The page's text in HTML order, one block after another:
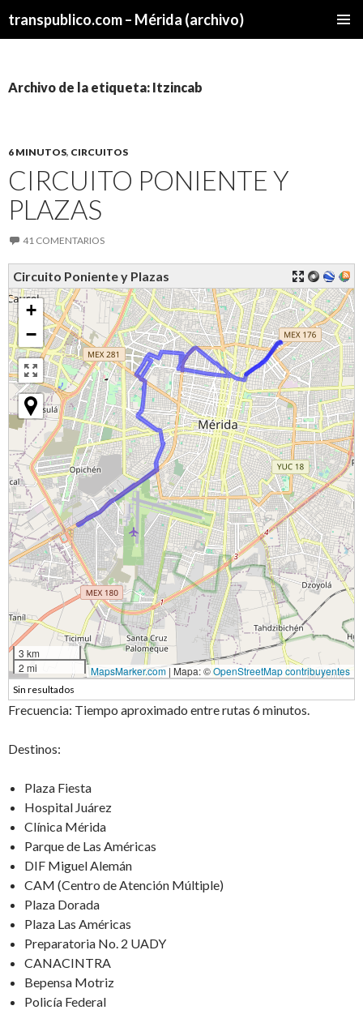
transpublico.com – Mérida (archivo)
Archivo de la etiqueta: Itzincab
6 MINUTOS, CIRCUITOS
CIRCUITO PONIENTE Y
PLAZAS
41 COMENTARIOS
Circuito Poniente y Plazas
+
−
3 km
2 mi
MapsMarker.com | Mapa: ©OpenStreetMap contribuyentes
Sin resultados
Frecuencia: Tiempo aproximado entre rutas 6 minutos.
Destinos:
Plaza Fiesta
Hospital Juárez
Clínica Mérida
Parque de Las Américas
DIF Miguel Alemán
CAM (Centro de Atención Múltiple)
Plaza Dorada
Plaza Las Américas
Preparatoria No. 2 UADY
CANACINTRA
Bepensa Motriz
Policía Federal